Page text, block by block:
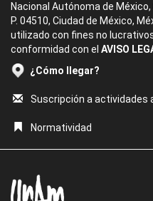
Nacional Autónoma de
P. 04510, Ciudad de México,
utilizado con fines no
conformidad con el AVISO
¿Cómo llegar?
Suscripción a actividades
Normatividad